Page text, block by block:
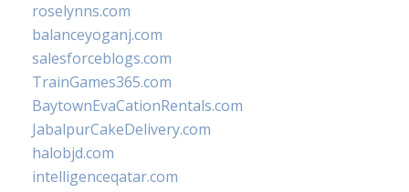
roselynns.com
balanceyoganj.com
salesforceblogs.com
TrainGames365.com
BaytownEvaCationRentals.com
JabalpurCakeDelivery.com
halobjd.com
intelligenceqatar.com